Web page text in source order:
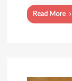
Read More